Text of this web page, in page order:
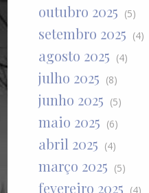
outubro 2025 (5)
setembro 2025 (4)
agosto 2025 (4)
julho 2025 (8)
junho 2025 (5)
maio 2025 (6)
abril 2025 (4)
março 2025 (5)
fevereiro 2025 (4)